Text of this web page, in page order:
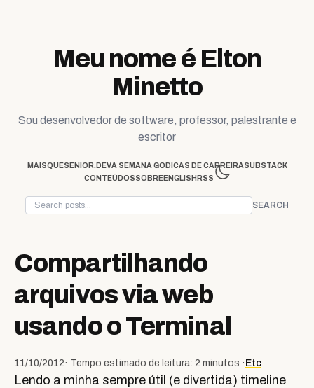
Meu nome é Elton
Minetto
Sou desenvolvedor de software, professor, palestrante e
escritor
MAISQUESENIOR.DEVA SEMANA GO DICAS DE CARREIRASUBSTACK
CONTEÚDOSSOBREENGLISH RSS
SEARCH
Compartilhando
arquivos via web
usando o Terminal
11/10/2012· Tempo estimado de leitura: 2 minutos · Etc
Lendo a minha sempre útil (e divertida) timeline